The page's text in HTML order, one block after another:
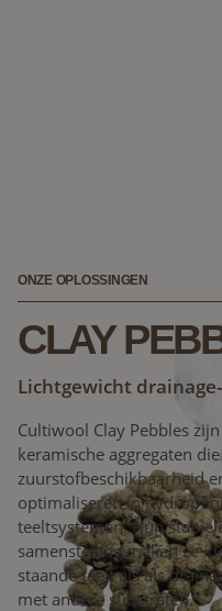
ONZE OPLOSSINGEN
CLAY
Lichtgewicht
Cultiwool Clay Pebbles
keramische aggregaten
zuurstofbeschikbaarheid
optimaliseren in
teeltsystemen. Hun
samenstelling maken ze
staande teelt als als
met andere substraten.